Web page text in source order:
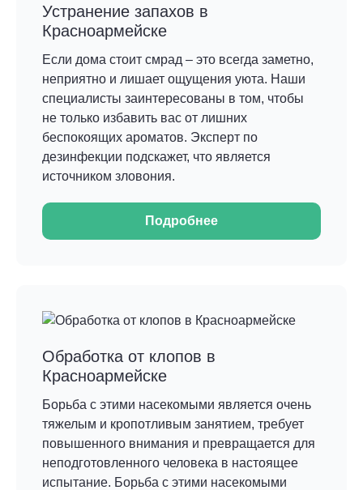
Устранение запахов в
Красноармейске
Если дома стоит смрад – это всегда заметно,
неприятно и лишает ощущения уюта. Наши
специалисты заинтересованы в том, чтобы
не только избавить вас от лишних
беспокоящих ароматов. Эксперт по
дезинфекции подскажет, что является
источником зловония.
Подробнее
Обработка от клопов в
Красноармейске
Борьба с этими насекомыми является очень
тяжелым и кропотливым занятием, требует
повышенного внимания и превращается для
неподготовленного человека в настоящее
испытание. Борьба с этими насекомыми